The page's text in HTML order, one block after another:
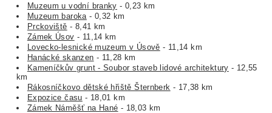
Muzeum u vodní branky - 0,23 km
Muzeum baroka - 0,32 km
Prckoviště - 8,41 km
Zámek Úsov - 11,14 km
Lovecko-lesnické muzeum v Úsově - 11,14 km
Hanácké skanzen - 11,28 km
Kameníčkův grunt - Soubor staveb lidové architektury - 12,55
km
Rákosníčkovo dětské hřiště Šternberk - 17,38 km
Expozice času - 18,01 km
Zámek Náměšť na Hané - 18,03 km